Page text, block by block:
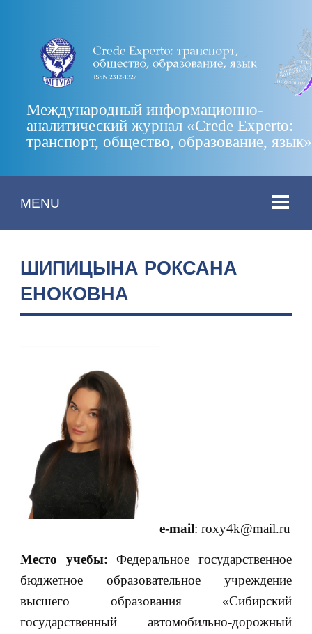
Международный информационно-
аналитический журнал «Crede Experto:
транспорт, общество, образование, язык»
MENU
ШИПИЦЫНА РОКСАНА
ЕНОКОВНА
e-mail: roxy4k@mail.ru
Место учебы:Федеральное государственное
бюджетное образовательное учреждение
высшего образования «Сибирский
государственный автомобильно-дорожный